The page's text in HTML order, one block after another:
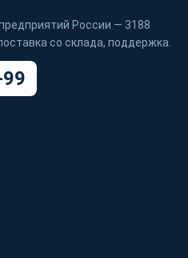
России — 3188
со склада, поддержка.